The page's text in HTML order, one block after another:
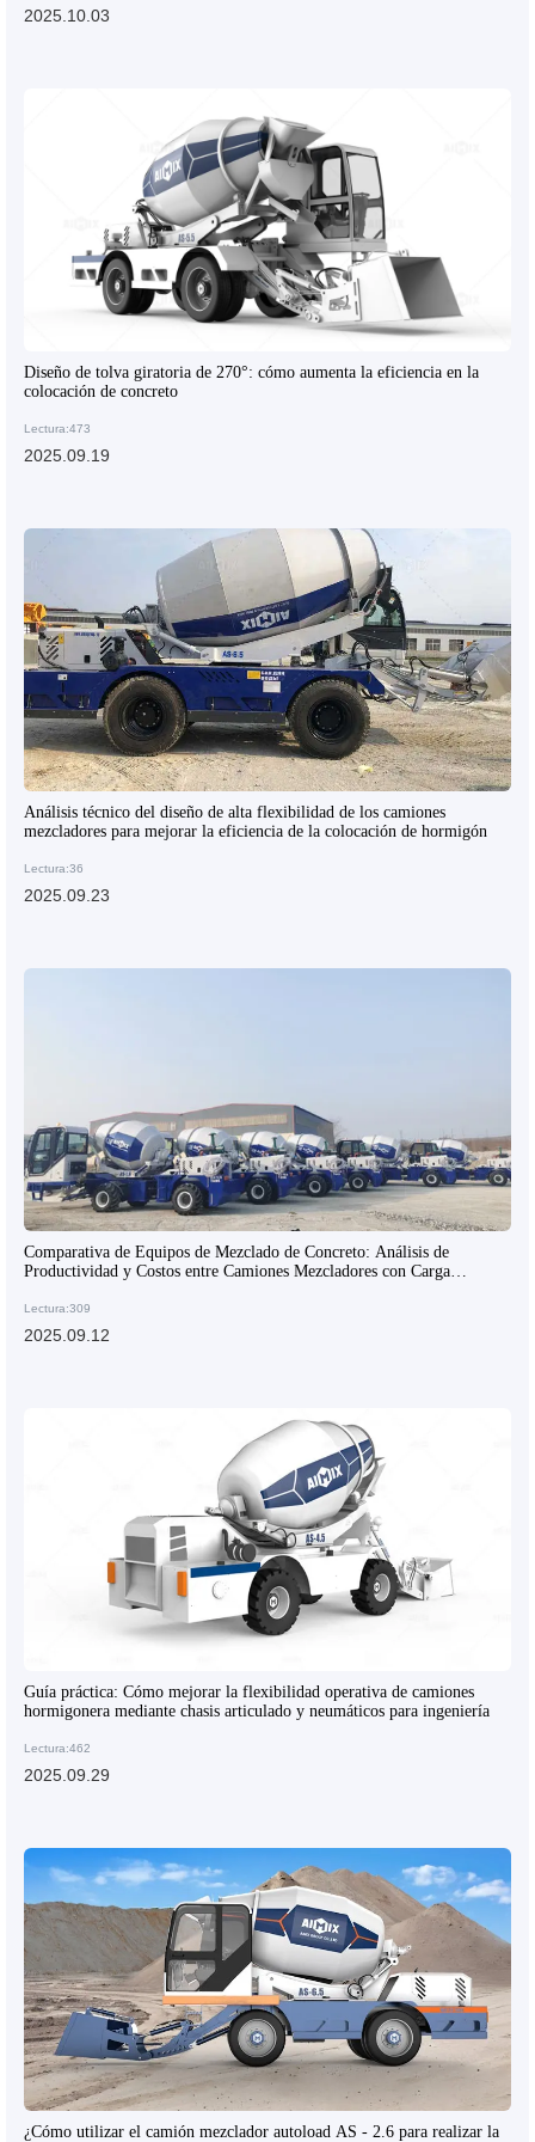
2025.10.03
Diseño de tolva giratoria de 270°: cómo aumenta la eficiencia en la
colocación de concreto
Lectura:473
2025.09.19
Análisis técnico del diseño de alta flexibilidad de los camiones
mezcladores para mejorar la eficiencia de la colocación de hormigón
Lectura:36
2025.09.23
Comparativa de Equipos de Mezclado de Concreto: Análisis de
Productividad y Costos entre Camiones Mezcladores con Carga
Lectura:309
2025.09.12
Guía práctica: Cómo mejorar la flexibilidad operativa de camiones
hormigonera mediante chasis articulado y neumáticos para ingeniería
Lectura:462
2025.09.29
¿Cómo utilizar el camión mezclador autoload AS - 2.6 para realizar la